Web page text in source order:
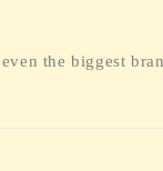
the biggest